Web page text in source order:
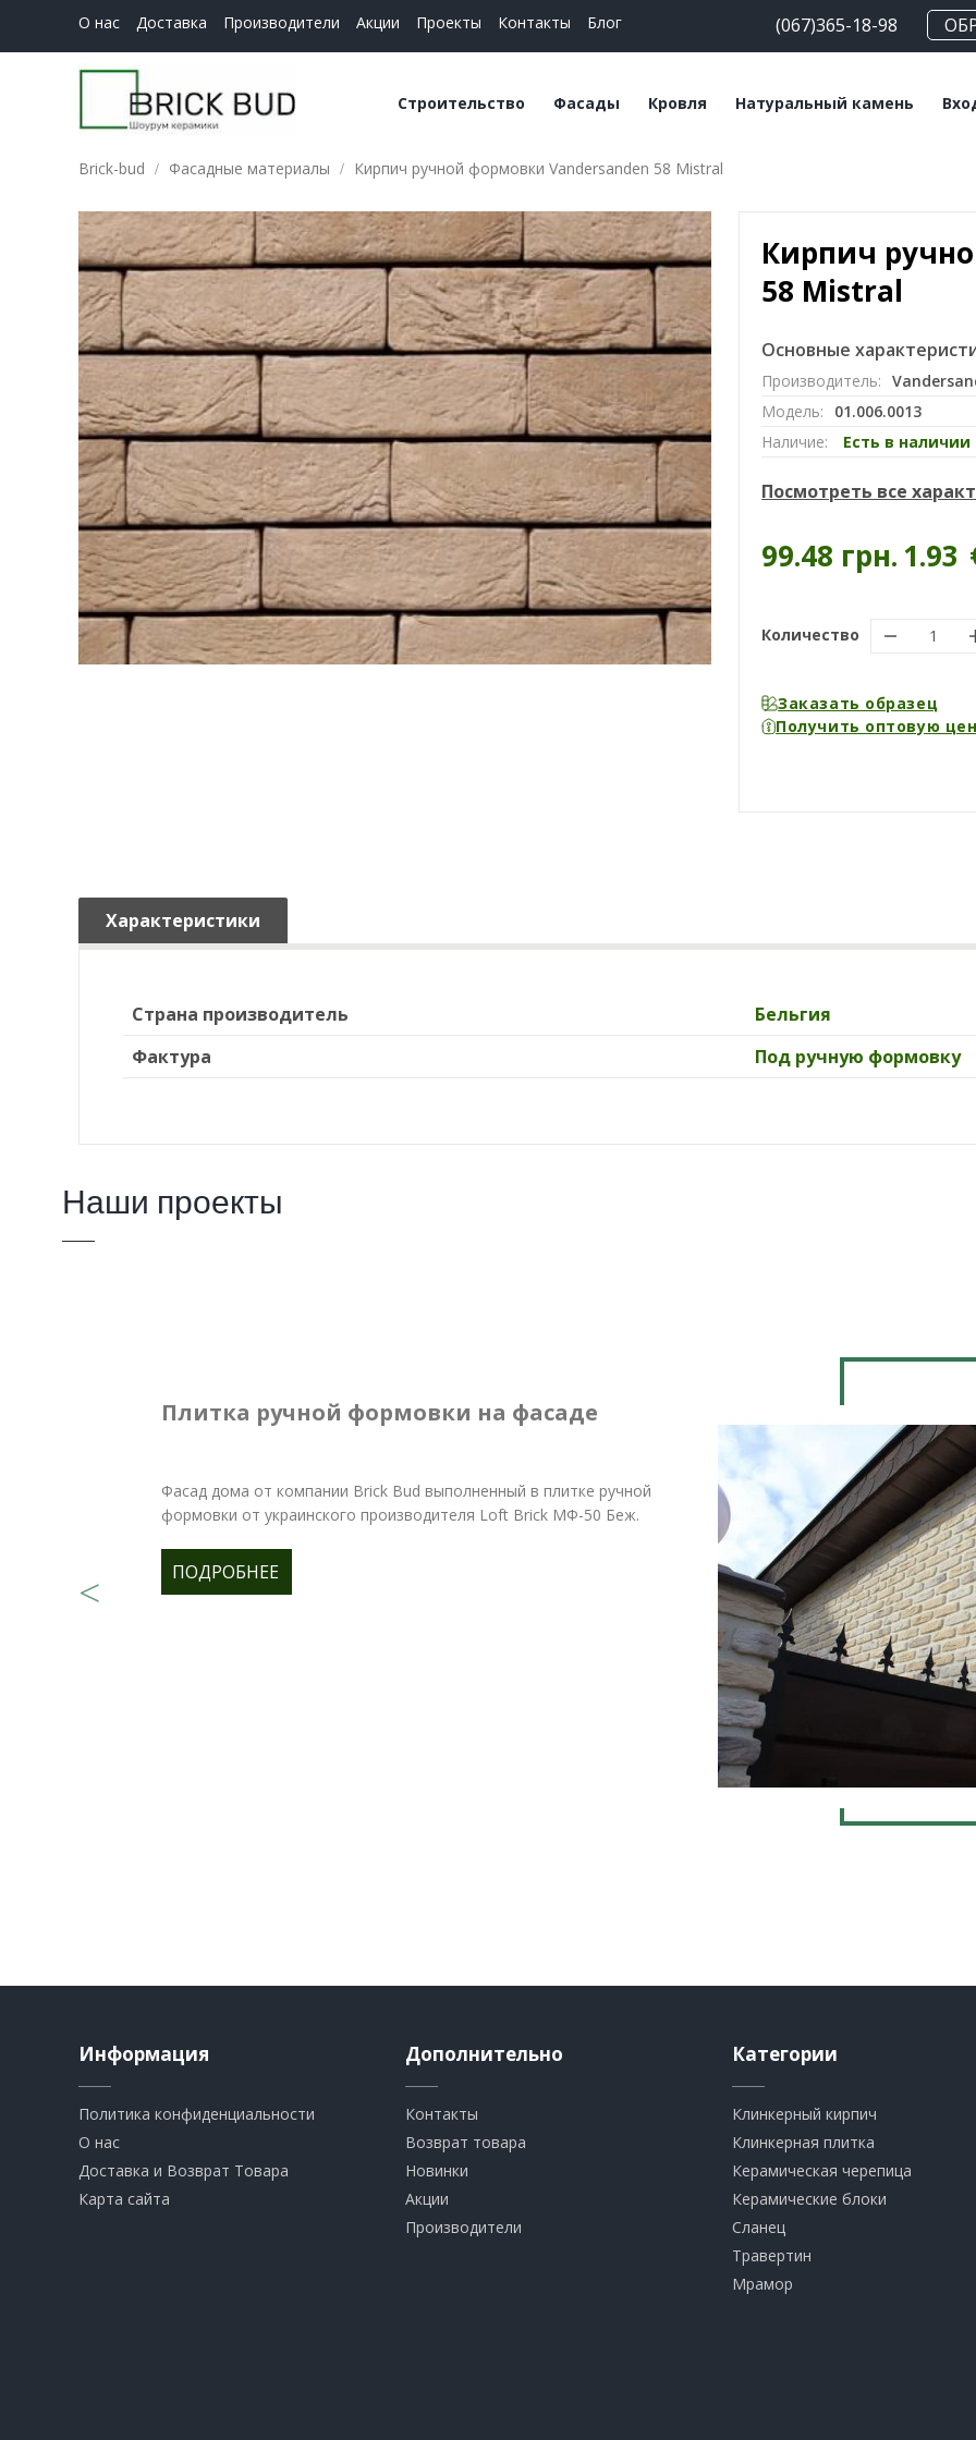
О нас Доставка Производители Акции Проекты Контакты Блог (067)365-18-98
Строительство
Керамические блоки
Строительные смеси
Фасады
Плитка клинкерная
Плитка ручной
формовки
Клинкерный кирпич
Кирпич ручной
формовки
Клинкерный
подоконник
Кровля
Битумная черепица
Керамическая
черепица
Мансардные окна
Софиты
Натуральный камень
Травертин
Мрамор
Brick-bud Фасадные материалы Кирпич ручной формовки Vandersanden 58 Mistral
Кирпич
58 Mistral
Основные
Производитель:
Модель:
01.006.0013
Наличие:
Есть в наличии
Посмотреть все
99.48 грн. 1.93
Количество
Заказать образец
Получить оптовую
Характеристики
Страна производитель
Бельгия
Фактура
Под ручную формовку
Наши проекты
Плитка ручной формовки на фасаде
Фасад дома от компании Brick Bud выполненный в плитке ручной
формовки от украинского производителя Loft Brick МФ-50 Беж.
ПОДРОБНЕЕ
Информация
Политика конфиденциальности
О нас
Доставка и Возврат Товара
Карта сайта
Дополнительно
Контакты
Возврат товара
Новинки
Акции
Производители
Категории
Клинкерный кирпич​
​Клинкерная плитка
​Керамическая черепица
​Керамические блоки
​Сланец
Травертин​
​Мрамор